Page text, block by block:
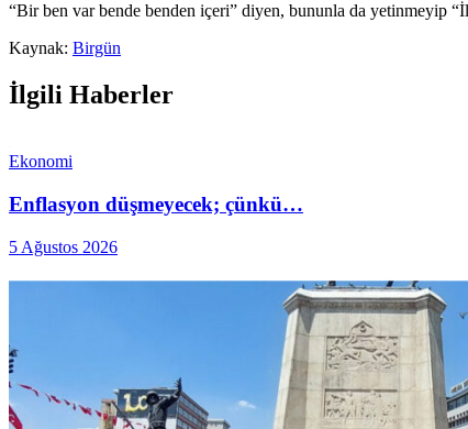
“Bir ben var bende benden içeri” diyen, bununla da yetinmeyip
Kaynak: Birgün
İlgili Haberler
Ekonomi
Enflasyon düşmeyecek; çünkü…
5 Ağustos 2026